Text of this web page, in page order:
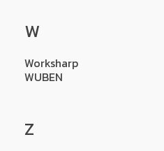
W
Worksharp
WUBEN
Z